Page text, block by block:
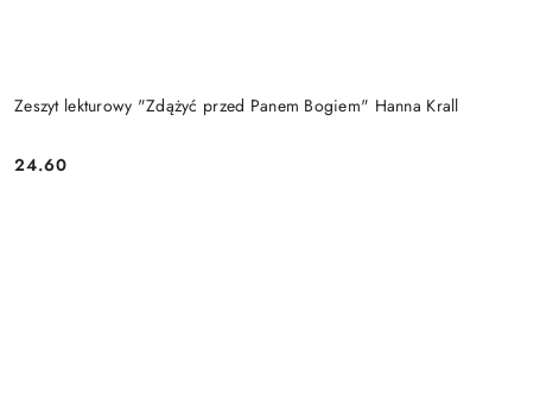
Zeszyt lekturowy "Zdążyć przed Panem Bogiem" Hanna Krall
Cena:
24.60